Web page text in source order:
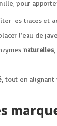
pour
les traces et
l’eau de
naturelles
, tout en